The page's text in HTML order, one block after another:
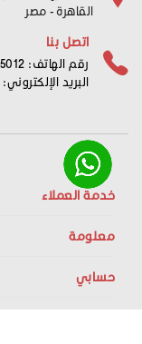
القاهرة - مصر
اتصل بنا
رقم الهاتف: 01277675012
البريد الإلكتروني:
خدمة العملاء
معلومة
حسابي